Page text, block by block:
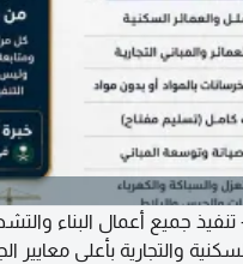
جميع أعمال البناء
والتجارية بأعلى معايير